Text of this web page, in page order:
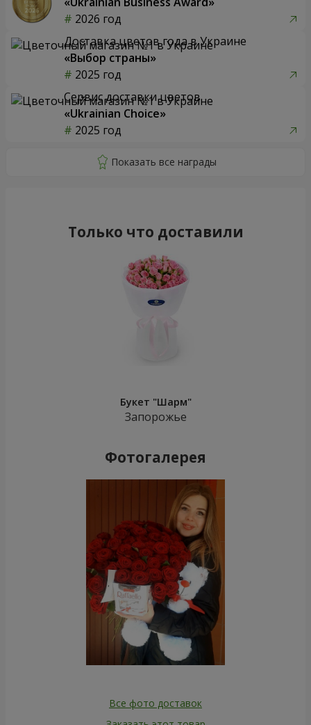
2026 год
Доставка цветов года в Украине
«Выбор страны»
2025 год
Сервис доставки цветов
«Ukrainian Choice»
2025 год
Только что доставили
Букет "Шарм"
Запорожье
Фотогалерея
Все фото доставок